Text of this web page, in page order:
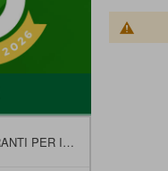
MASTICI, RESINE E COLORANTI PER IL MARMO